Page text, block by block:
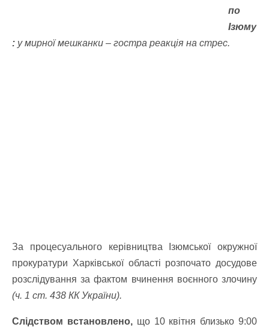
по
Ізюму
: у мирної мешканки – гостра реакція на стрес.
За процесуального керівництва Ізюмської окружної
прокуратури Харківської області розпочато досудове
розслідування за фактом вчинення воєнного злочину
(ч. 1 ст. 438 КК України).
Слідством встановлено,що 10 квітня близько 9:00